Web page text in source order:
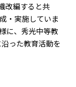
改編すると共
・実施していま
に、秀光中等教
った教育活動を